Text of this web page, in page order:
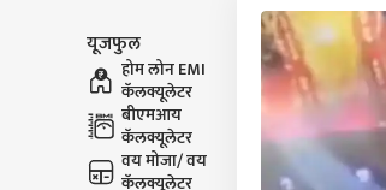
यूजफुल
होम लोन EMI
कॅलक्यूलेटर
बीएमआय
कॅलक्यूलेटर
वय मोजा/ वय
कॅलक्यूलेटर